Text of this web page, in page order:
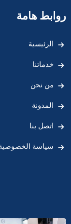
روابط هامة
الرئيسية
خدماتنا
من نحن
المدونة
اتصل بنا
سياسة